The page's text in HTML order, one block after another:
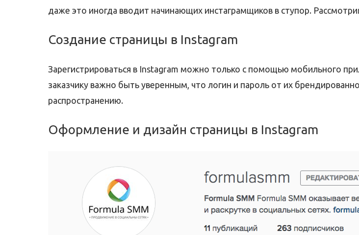
даже это иногда вводит начинающих инстаграмщиков в ступор.
Создание страницы в Instagram
Зарегистрироваться в Instagram можно только с помощью мобильного
заказчику важно быть уверенным, что логин и пароль от их
распространению.
Оформление и дизайн страницы в Instagram